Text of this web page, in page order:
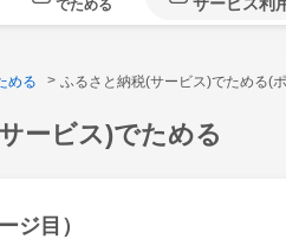
でためる
める ふるさと納税(サービス)でためる(
ービス)でためる
ジ目）